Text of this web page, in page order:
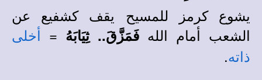
يشوع كرمز للمسيح يقف كشفيع عن
الشعب أمام الله فَمَزَّقَ.. ثِيَابَهُ =
أخلى
ذاته.